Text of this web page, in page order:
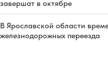
завершат в октябре
В Ярославской области
железнодорожных переезда